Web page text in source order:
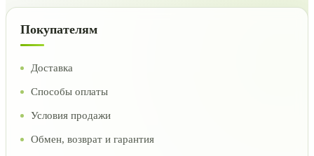
Покупателям
Доставка
Способы оплаты
Условия продажи
Обмен, возврат и гарантия